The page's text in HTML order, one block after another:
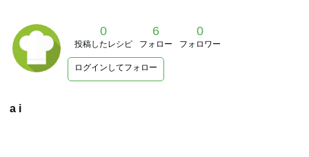
0
投稿したレシピ
6
フォロー
0
フォロワー
ログインしてフォロー
a i